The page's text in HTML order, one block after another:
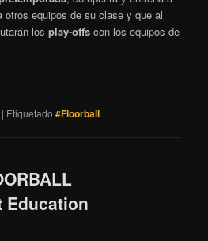
otros equipos de su clase y que al
losplay-offs con los equipos de
| Etiquetado #Floorball
Education